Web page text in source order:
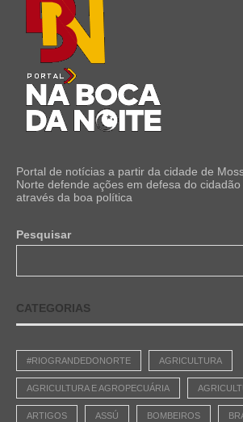
Portal de notícias a partir da cidade de
Norte defende ações em defesa do
através da boa política
Pesquisar
CATEGORIAS
#RIOGRANDEDONORTE AGRICULTURA
AGRICULTURA E AGROPECUÁRIA
ARTIGOS ASSÚ BOMBEIROS